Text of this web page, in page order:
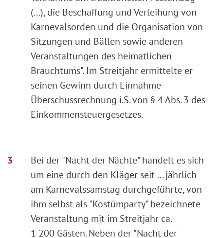
(...), die Beschaffung und Verleihung von
Karnevalsorden und die Organisation von
Sitzungen und Bällen sowie anderen
Veranstaltungen des heimatlichen
Brauchtums". Im Streitjahr ermittelte er
seinen Gewinn durch Einnahme-
Überschussrechnung i.S. von § 4 Abs. 3 des
Einkommensteuergesetzes.
Bei der "Nacht der Nächte" handelt es sich
um eine durch den Kläger seit ... jährlich
am Karnevalssamstag durchgeführte, von
ihm selbst als "Kostümparty" bezeichnete
Veranstaltung mit im Streitjahr ca.
1 200 Gästen. Neben der "Nacht der